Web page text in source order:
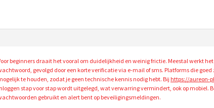
beginners draait het vooral om duidelijkheid en weinig frictie. Meestal werkt
gevolgd door een korte verificatie via e-mail of sms. Platforms die
te houden, zodat je geen technische kennis nodig hebt. Bij https://aureon-
stap voor stap wordt uitgelegd, wat verwarring vermindert, ook op mobiel.
gebruikt en alert bent op beveiligingsmeldingen.